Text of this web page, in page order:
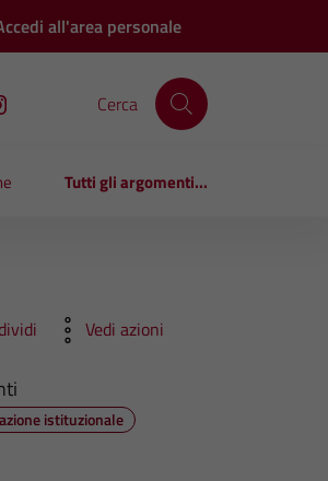
all'area personale
Cerca
Tutti gli argomenti...
Vedi azioni
istituzionale